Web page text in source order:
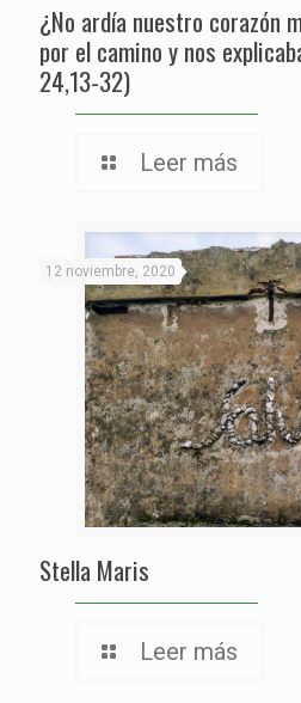
¿No ardía nuestro corazón
por el camino y nos
24,13-32)
Leer más
12 noviembre, 2020
Stella Maris
Leer más